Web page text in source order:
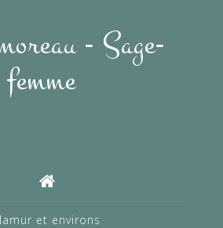
- Sage-
femme
et environs